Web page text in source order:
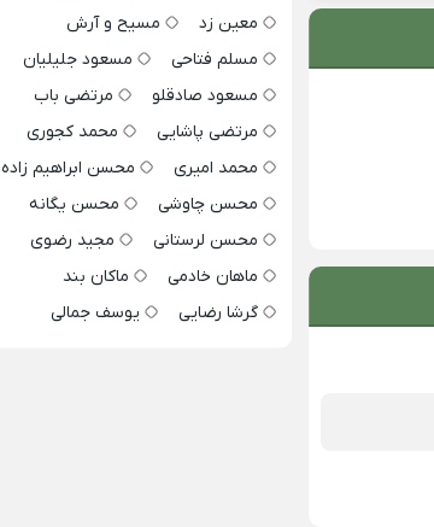
معین زد
مسیح و آرش
مسلم فتاحی
مسعود جلیلیان
مسعود صادقلو
مرتضی باب
مرتضی پاشایی
محمد کجوری
محمد امیری
محسن ابراهیم زاده
محسن چاوشی
محسن یگانه
محسن لرستانی
مجید رضوی
ماهان خادمی
ماکان بند
گرشا رضایی
یوسف جمالی